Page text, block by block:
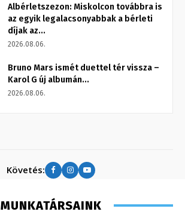
Albérletszezon: Miskolcon továbbra is
az egyik legalacsonyabbak a bérleti
díjak az...
2026.08.06.
Bruno Mars ismét duettel tér vissza –
Karol G új albumán...
2026.08.06.
Követés:
MUNKATÁRSAINK